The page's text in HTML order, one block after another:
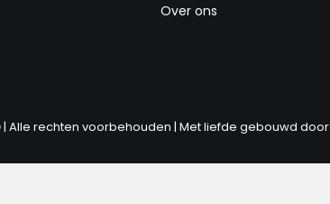
Over ons
| Alle rechten voorbehouden | Met liefde gebouwd door